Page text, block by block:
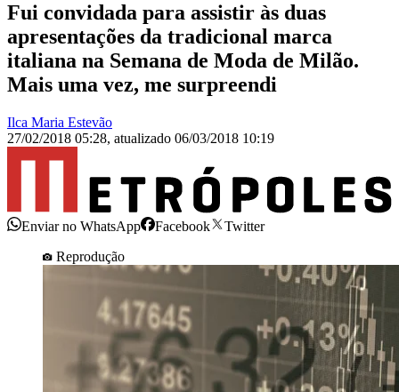
Fui convidada para assistir às duas
apresentações da tradicional marca
italiana na Semana de Moda de Milão.
Mais uma vez, me surpreendi
Ilca Maria Estevão
27/02/2018 05:28, atualizado 06/03/2018 10:19
Enviar no WhatsApp Facebook
Twitter
Reprodução